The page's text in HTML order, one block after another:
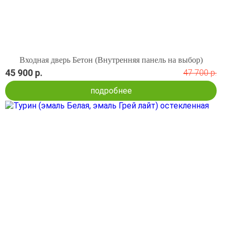
Входная дверь Бетон (Внутренняя панель на выбор)
45 900 р.
47 700 р.
подробнее